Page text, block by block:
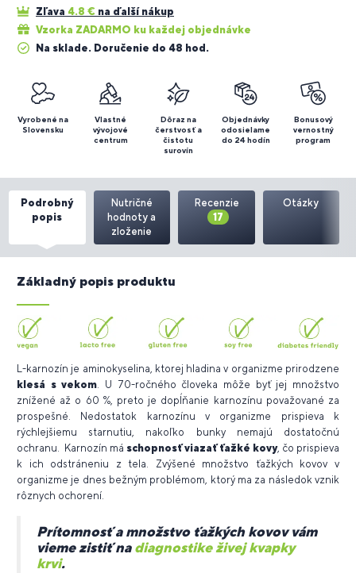
Zľava 4.8 € na ďalší nákup
Vzorka ZADARMO ku každej objednávke
Na sklade. Doručenie do 48 hod.
Vyrobené na
Slovensku
Vlastné
vývojové
centrum
Dôraz na
čerstvosť a
čistotu
surovín
Objednávky
odosielame
do 24 hodín
Bonusový
vernostný
program
Podrobný
popis
Nutričné
hodnoty a
zloženie
Recenzie
17
Otázky
Základný popis produktu
L-karnozín je aminokyselina, ktorej hladina v organizme prirodzene
klesá s vekom. U 70-ročného človeka môže byť jej množstvo
znížené až o 60 %, preto je dopĺňanie karnozínu považované za
prospešné. Nedostatok karnozínu v organizme prispieva k
rýchlejšiemu starnutiu, nakoľko bunky nemajú dostatočnú
ochranu. Karnozín má schopnosť viazať ťažké kovy, čo prispieva
k ich odstráneniu z tela. Zvýšené množstvo ťažkých kovov v
organizme je dnes bežným problémom, ktorý ma za následok vznik
rôznych ochorení.
Prítomnosť a množstvo ťažkých kovov vám
vieme zistiť nadiagnostike živej kvapky
krvi.